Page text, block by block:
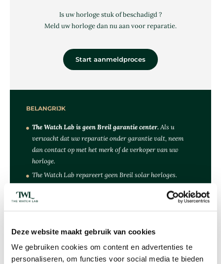
Deze website maakt gebruik van cookies
We gebruiken cookies om content en advertenties te
personaliseren, om functies voor social media te bieden
Is uw horloge stuk of beschadigd ?
Meld uw horloge dan nu aan voor reparatie.
Start aanmeldproces
BELANGRIJK
The Watch Lab is geen Breil garantie center.Als u
verwacht dat uw reparatie onder garantie valt, neem
dan contact op met het merk of de verkoper van uw
horloge.
The Watch Lab repareert geen Breil solar horloges.
van Breil
Wat betekent dat?